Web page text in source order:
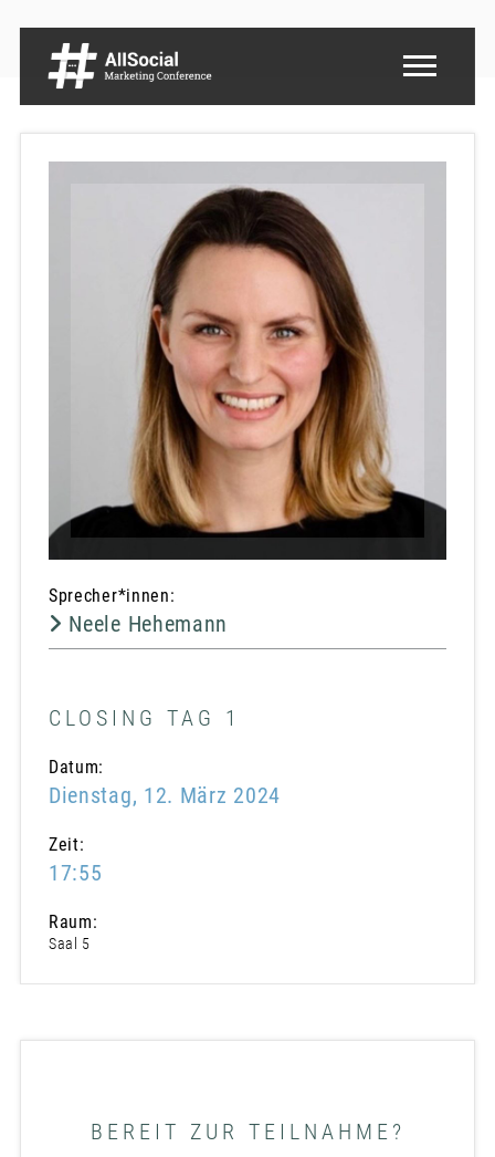
Sprecher*innen:
Neele Hehemann
CLOSING TAG 1
Datum:
Dienstag, 12. März 2024
Zeit:
17:55
Raum:
Saal 5
BEREIT ZUR TEILNAHME?